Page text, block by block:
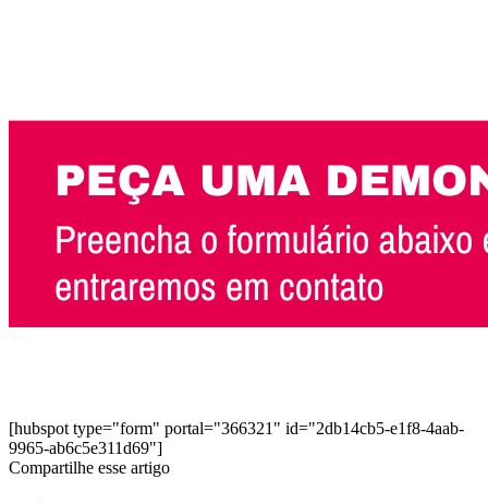
[hubspot type="form" portal="366321" id="2db14cb5-e1f8-4aab-
9965-ab6c5e311d69"]
Compartilhe esse artigo